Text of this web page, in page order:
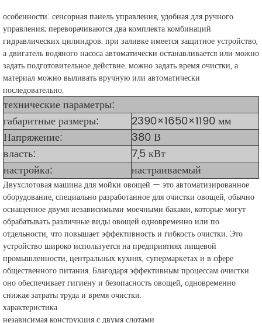
особенности: сенсорная панель управления, удобная для ручного
управления; переворачиваются два комплекта комбинаций
гидравлических цилиндров. при заливке имеется защитное устройство,
а двигатель водяного насоса автоматически останавливается или можно
задать подготовительное действие. можно задать время очистки, а
материал можно выливать вручную или автоматически
последовательно.
технические параметры:
габаритные размеры:
2390×1650×1190 мм
Напряжение:
380 В
власть:
7,5 кВт
настройка:
настраиваемый
Двухслотовая машина для мойки овощей — это автоматизированное
оборудование, специально разработанное для очистки овощей, обычно
оснащенное двумя независимыми моечными баками, которые могут
обрабатывать различные виды овощей одновременно или по
отдельности, что повышает эффективность и гибкость очистки. Это
устройство широко используется на предприятиях пищевой
промышленности, центральных кухнях, супермаркетах и в сфере
общественного питания. Благодаря эффективным процессам очистки
оно обеспечивает гигиену и безопасность овощей, одновременно
снижая затраты труда и время очистки.
характеристика
независимая конструкция с двумя слотами